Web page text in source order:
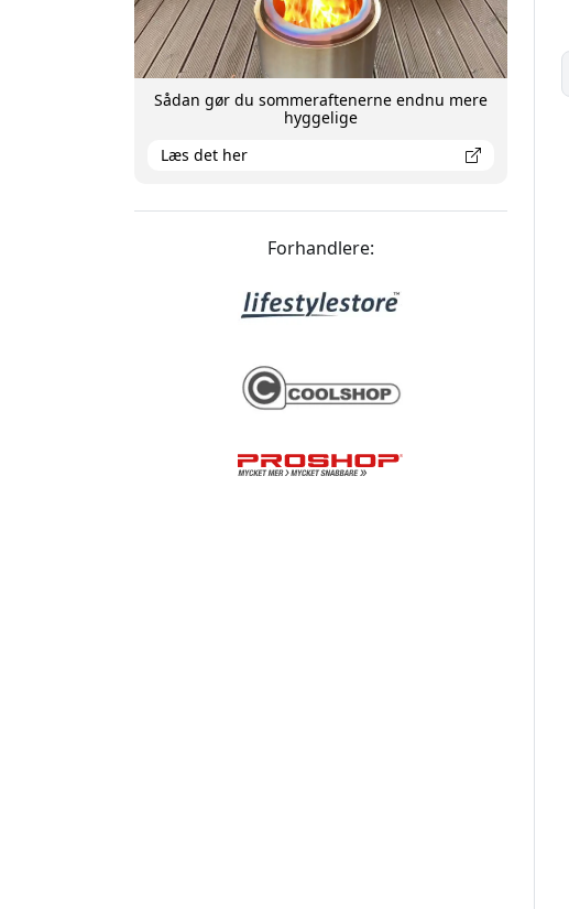
Sådan gør du sommeraftenerne endnu mere
hyggelige
Læs det her
Forhandlere: